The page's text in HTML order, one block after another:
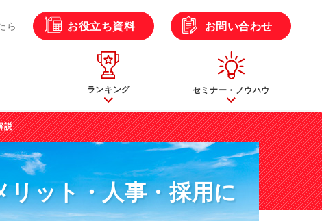
ランキング セミナー・ノウハウ
ら お役立ち資料 お問い合わせ
説
ット・人事・採用に